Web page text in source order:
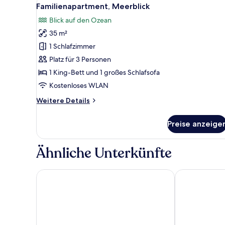
Fotos
für
Familienapartment,
Meerblick
anzeigen
7
Familienapartment, Meerblick
Blick auf den Ozean
35 m²
1 Schlafzimmer
Platz für 3 Personen
1 King-Bett und 1 großes Schlafsofa
Kostenloses WLAN
Weitere Details
Weitere
Meerblick
Preise
Ähnliche Unterkünfte
Bluesun Hotel Elaphusa Waterman